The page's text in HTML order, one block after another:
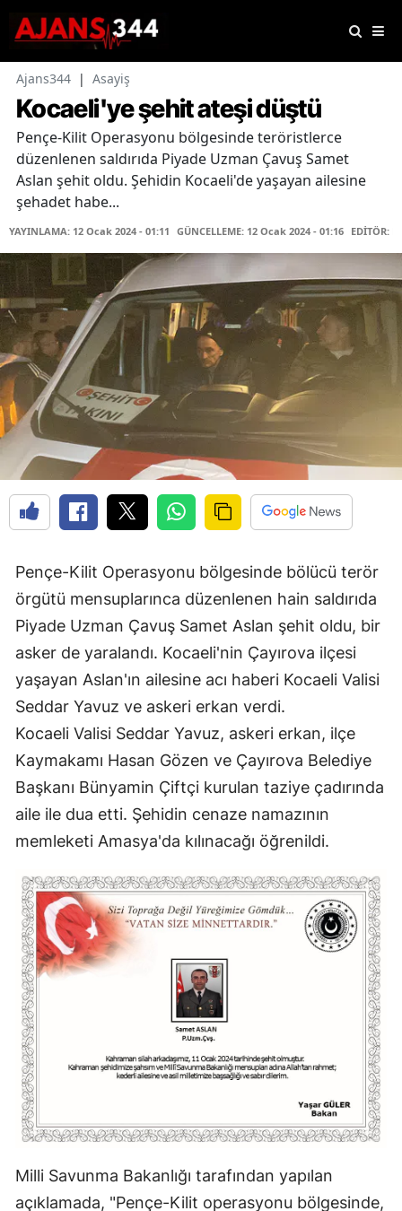
Ajans344 | Asayiş
Kocaeli'ye şehit ateşi düştü
Pençe-Kilit Operasyonu bölgesinde teröristlerce
düzenlenen saldırıda Piyade Uzman Çavuş Samet
Aslan şehit oldu. Şehidin Kocaeli'de yaşayan ailesine
şehadet habe...
YAYINLAMA: 12 Ocak 2024 - 01:11 GÜNCELLEME: 12 Ocak 2024 - 01:16 EDİTÖR:
Pençe-Kilit Operasyonu bölgesinde bölücü terör
örgütü mensuplarınca düzenlenen hain saldırıda
Piyade Uzman Çavuş Samet Aslan şehit oldu, bir
asker de yaralandı. Kocaeli'nin Çayırova ilçesi
yaşayan Aslan'ın ailesine acı haberi Kocaeli Valisi
Seddar Yavuz ve askeri erkan verdi.
Kocaeli Valisi Seddar Yavuz, askeri erkan, ilçe
Kaymakamı Hasan Gözen ve Çayırova Belediye
Başkanı Bünyamin Çiftçi kurulan taziye çadırında
aile ile dua etti. Şehidin cenaze namazının
memleketi Amasya'da kılınacağı öğrenildi.
Milli Savunma Bakanlığı tarafından yapılan
açıklamada, "Pençe-Kilit operasyonu bölgesinde,